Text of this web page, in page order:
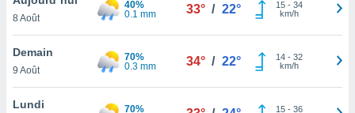
et
»,
au
vous
8 Août
40%
0.1 mm
33° / 22° 15- 34
km/h
Demain
9 Août
70%
0.3 mm
34° / 22° 14- 32
km/h
Lundi
70%
15- 36